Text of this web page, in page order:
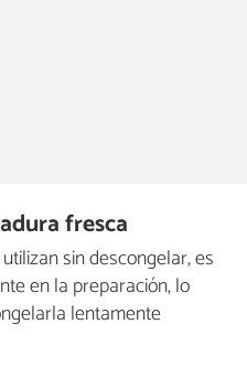
fresca
sin descongelar, es
en la preparación, lo
lentamente